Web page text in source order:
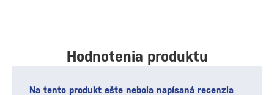
Hodnotenia produktu
Na tento produkt ešte nebola napísaná recenzia